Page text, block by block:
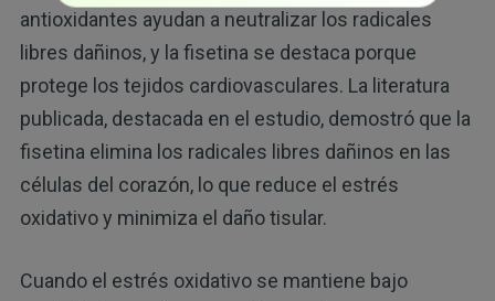
antioxidantes ayudan a neutralizar los radicales
libres dañinos, y la fisetina se destaca porque
protege los tejidos cardiovasculares. La literatura
publicada, destacada en el estudio, demostró que la
fisetina elimina los radicales libres dañinos en las
células del corazón, lo que reduce el estrés
oxidativo y minimiza el daño tisular.
Cuando el estrés oxidativo se mantiene bajo